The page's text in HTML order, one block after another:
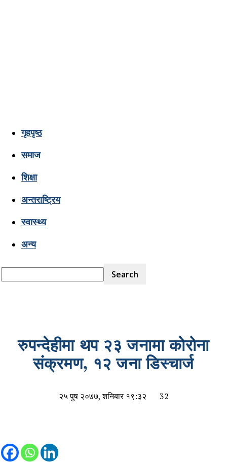
गृहपृष्ठ
समाज
शिक्षा
अन्तराष्ट्रिय
स्वास्थ्य
अन्य
रुपन्देहीमा थप २३ जनामा कोरोना
संक्रमण, १२ जना डिस्चार्ज
२५ पुष २०७७, शनिबार १९:३२ 32